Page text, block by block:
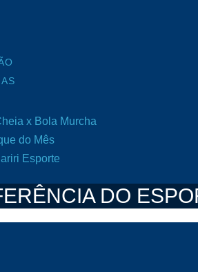
x Bola Murcha
do Mês
Esporte
DO